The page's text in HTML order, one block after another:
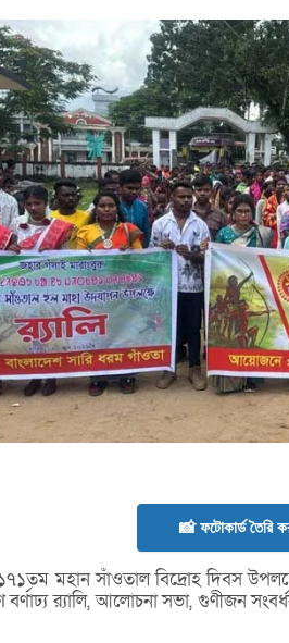
📸 ফটোকার্ড তৈরি
মহান সাঁওতাল বিদ্রোহ দিবস
র‌্যালি, আলোচনা সভা, গুণীজন